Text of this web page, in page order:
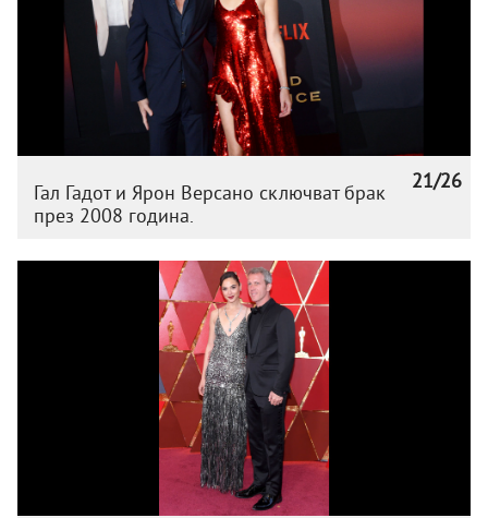
21/26
Гал Гадот и Ярон Версано сключват брак
през 2008 година.